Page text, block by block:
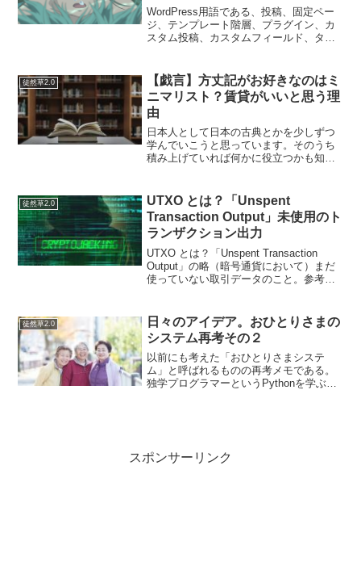
で教えてくれた。
WordPress用語である、投稿、固定ペー
ジ、テンプレート階層、プラグイン、カ
スタム投稿、カスタムフィールド、タク
た。というのも私がWordPre...
徒然草2.0
【戯言】方丈記がお好きなのはミ
ニマリスト？賃貸がいいと思う理
由
日本人として日本の古典とかを少しずつ
学んでいこうと思っています。そのうち
積み上げていれば何かに役立つかも知れ
いい記事を「徒然草2.0」とかいカテゴリ
１つにまとめているの...
徒然草2.0
UTXO とは？「Unspent
Transaction Output」未使用のト
ランザクション出力
UTXO とは？「Unspent Transaction
Output」の略（暗号通貨において）まだ
使っていない取引データのこと。参考
はなく、取引データのみに基いて...
徒然草2.0
日々のアイデア。おひとりさまの
システム再考その２
以前にも考えた「おひとりさまシステ
ム」と呼ばれるものの再考メモである。
独学プログラマーというPythonを学ぶ本
スポンサーリンク